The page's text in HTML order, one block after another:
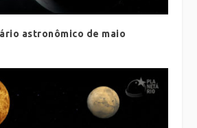
astronômico de maio